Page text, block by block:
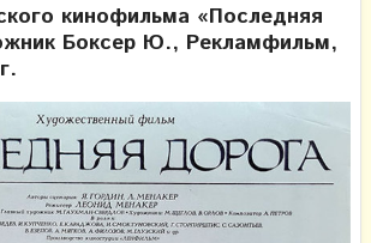
кинофильма «Последняя
Боксер Ю., Рекламфильм,